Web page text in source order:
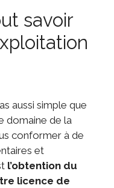
savoir
aussi simple que
domaine de la
conformer à de
et
l’obtention du
licence de